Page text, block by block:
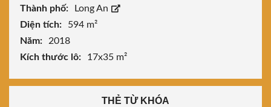
Thành phố:
Long An
Diện tích:
594 m²
Năm:
2018
Kích thước lô:
17x35 m²
THẺ TỪ KHÓA